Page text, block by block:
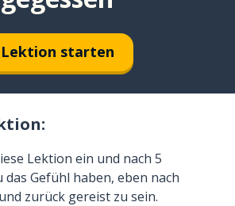
Lektion starten
Lektion ein und nach 5
Gefühl haben, eben nach
zurück gereist zu sein.